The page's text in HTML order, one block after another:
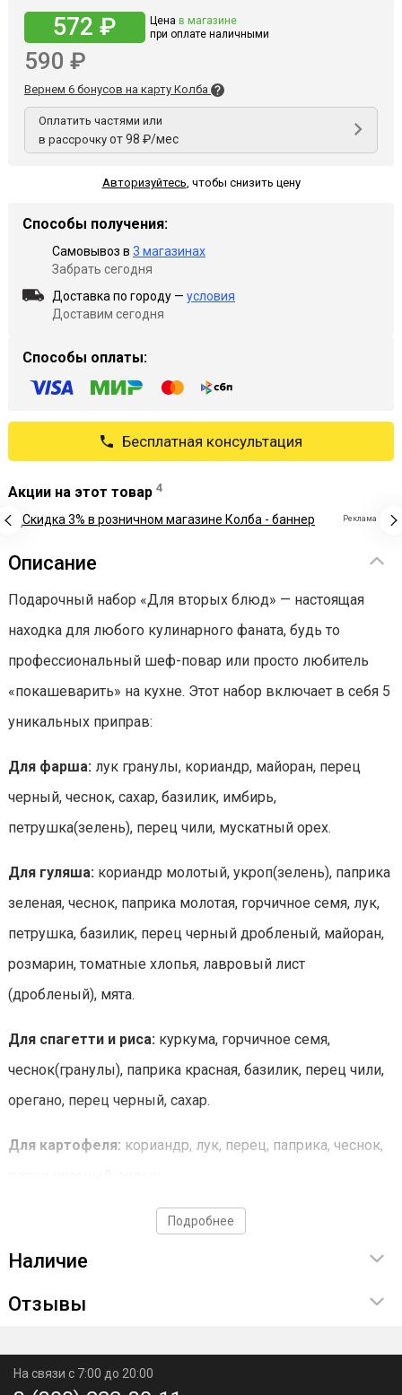
572 ₽ Цена в магазине
при оплате наличными
590 ₽
Вернем 6 бонусов на карту Колба
Оплатить частями или
в рассрочку от 98 ₽/мес
Авторизуйтесь, чтобы снизить цену
Способы получения:
Самовывоз в 3 магазинах
Забрать сегодня
Доставка по городу — условия
Доставим сегодня
Способы оплаты:
Бесплатная консультация
Акции на этот товар 4
Реклама
Описание
Подарочный набор «Для вторых блюд» — настоящая
находка для любого кулинарного фаната, будь то
профессиональный шеф-повар или просто любитель
«покашеварить» на кухне. Этот набор включает в себя 5
уникальных приправ:
Для фарша: лук гранулы, кориандр, майоран, перец
черный, чеснок, сахар, базилик, имбирь,
петрушка(зелень), перец чили, мускатный орех.
Для гуляша: кориандр молотый, укроп(зелень), паприка
зеленая, чеснок, паприка молотая, горчичное семя, лук,
петрушка, базилик, перец черный дробленый, майоран,
розмарин, томатные хлопья, лавровый лист
(дробленый), мята.
Для спагетти и риса: куркума, горчичное семя,
чеснок(гранулы), паприка красная, базилик, перец чили,
орегано, перец черный, сахар.
Для картофеля: кориандр, лук, перец, паприка, чеснок,
кориандр, лук, чеснок, перец
черный, укроп(зелень), петрушка(зелень), орегано,
красная(кусочки), паприка зеленая(кусочки).
Этот набор обладает несколькими преимуществами:
Подробнее
Наличие
Отзывы
На связи с 7:00 до 20:00